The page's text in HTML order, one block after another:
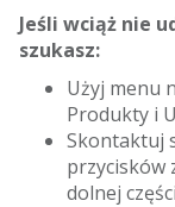
Jeśli wciąż nie
szukasz:
Użyj menu
Produkty i
Skontaktuj
przycisków
dolnej